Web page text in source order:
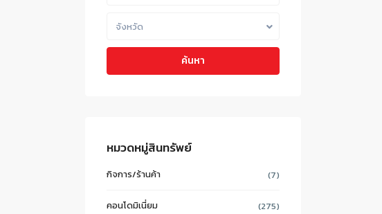
จังหวัด
ค้นหา
หมวดหมู่สินทรัพย์
กิจการ/ร้านค้า (7)
คอนโดมิเนี่ยม (275)